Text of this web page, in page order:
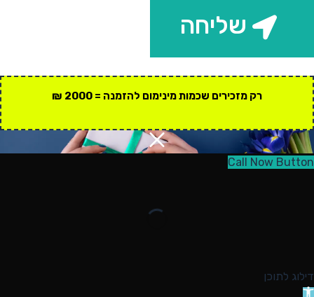
שליחה
רק מזכירים שכמות מינימום להזמנה = 2000 ₪
Call Now Button
דילוג לתוכן
פתח